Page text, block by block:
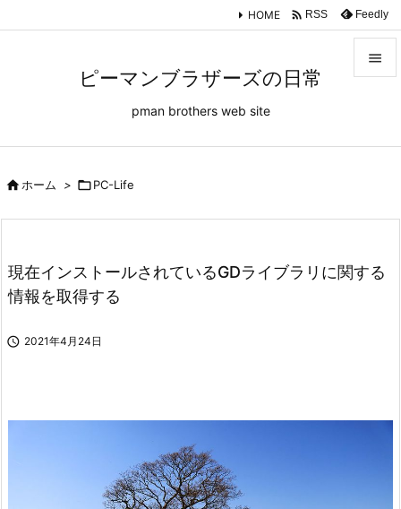
ピーマンブラザーズの日常
pman brothers web site



HOME  RSS Feedly
ホーム > PC-Life
現在インストールされているGDライブラリに関する
情報を取得する
 2021年4月24日